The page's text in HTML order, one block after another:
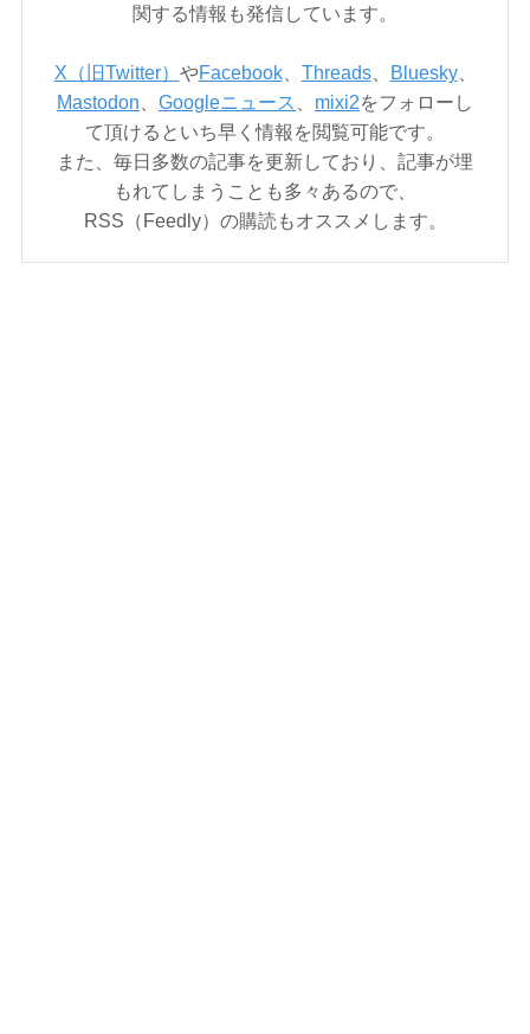
関する情報も発信しています。
X（旧Twitter） やFacebook、 Threads、 Bluesky、
Mastodon
Googleニュース mixi2をフォローし
て頂けるといち早く情報を閲覧可能です。
また、毎日多数の記事を更新しており、記事が埋
もれてしまうことも多々あるので、
RSS（Feedly）の購読もオススメします。